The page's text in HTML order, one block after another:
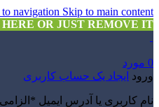
navigation Skip to main content
OR JUST REMOVE IT…
0 مورد
ورود ایجاد یک حساب کاربری
نام کاربری یا آدرس ایمیل * الزامی